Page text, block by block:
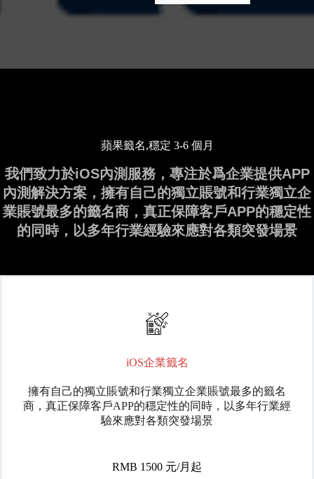
蘋果籤名,穩定 3-6 個月
我們致力於iOS內測服務，專注於爲企業提供APP
內測解決方案，擁有自己的獨立賬號和行業獨立企
業賬號最多的籤名商，真正保障客戶APP的穩定性
的同時，以多年行業經驗來應對各類突發場景
iOS企業籤名
擁有自己的獨立賬號和行業獨立企業賬號最多的籤名
商，真正保障客戶APP的穩定性的同時，以多年行業經
驗來應對各類突發場景
RMB 1500 元/月起